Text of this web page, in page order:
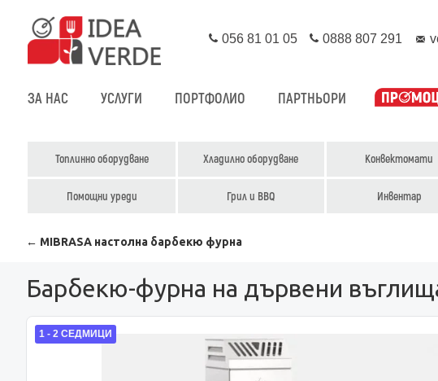
056 81 01 05 0888 807 291
ЗА НАС УСЛУГИ ПОРТФОЛИО ПАРТНЬОРИ
Топлинно оборудване Хладилно оборудване Конвектомати
Помощни уреди Грил и BBQ Инвентар
← MIBRASA настолна барбекю фурна
Барбекю-фурна на дървени
1 - 2 СЕДМИЦИ